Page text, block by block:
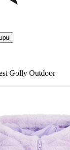
Golly Outdoor